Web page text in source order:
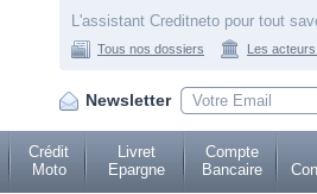
L'assistant Creditneto pour tout
Tous nos dossiers Les
Newsletter
Crédit
Moto
Livret
Epargne
Compte
Bancaire